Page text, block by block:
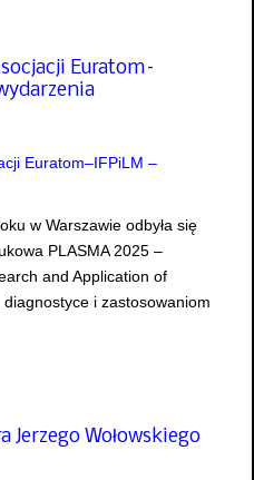
Euratom–
w Warszawie odbyła się
PLASMA 2025 –
and Application of
i zastosowaniom
Jerzego Wołowskiego